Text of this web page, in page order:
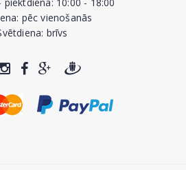
piektdiena: 10:00 - 18:00
pēc vienošanās
brīvs